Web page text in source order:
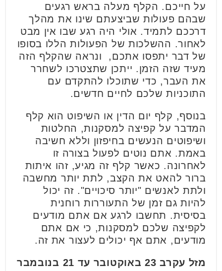
על חייכם. הקלף מעלה בראש רגעים
שבהם פעולות שביצעתם שינו את מהלך
דרככם לתמיד. אולי היה רגע שבו אין מבט
לאחור. ההשלכות של הפעולות הללו בסופו
של דבר יתפסו אתכם, ונראה שהקלף הזה
מעיד שזה הזמן. ייתכן שתצטרכו לשחרר
את העבר, כדי שתוכלו להתקדם עם
התוכניות שלכם לחיים חדשים.
בנוסף, קלף יום הדין או השיפוט הוא קלף
המדבר על קפיצה למסקנות, החלטות
ושיפוטים הנעשים בחיפזון וללא חשיבה
באמת. אתם נוטים לפעול בצורה זו
לאחרונה. כאשר קלף זה מגיע, זהו איתות
ברור להאט את הקצב, לתת יותר מחשבה
ולתת לאנשים "יותר סיכויים". זה יכול
להיות גם זמן של התעוררות רוחנית
בסיסית. תחשבו לרגע אם אתם מודעים
לקפיצה שלכם למסקנות, כי אם אתם
מודעים, אתם אף יכולים לעצור את זה.
מזל עקרב 23 באוקטובר עד 21 בנובמבר